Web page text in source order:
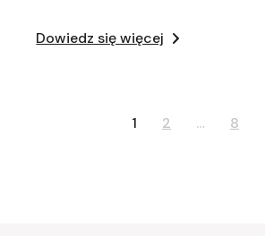
Dowiedz się więcej
Stronicowanie
1 2 … 8